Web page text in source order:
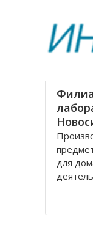
для
мебель